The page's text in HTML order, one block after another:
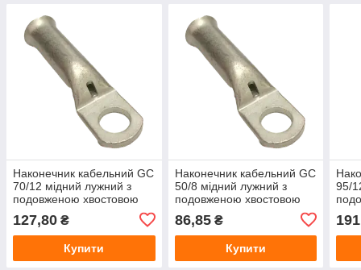
Наконечник кабельний GC
70/12 мідний лужний з
подовженою хвостовою
127,80 ₴
Купити
Наконечник кабельний GC
50/8 мідний лужний з
подовженою хвостовою
86,85₴
Купити
95/